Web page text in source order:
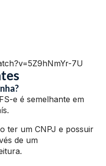
7U
e é semelhante em
ter um CNPJ e possuir
de um